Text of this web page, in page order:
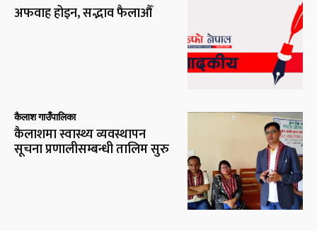
अफवाह होइन, सद्भाव फैलाऔँ
कैलाश गाउँपालिका
कैलाशमा स्वास्थ्य व्यवस्थापन
सूचना प्रणालीसम्बन्धी तालिम सुरु